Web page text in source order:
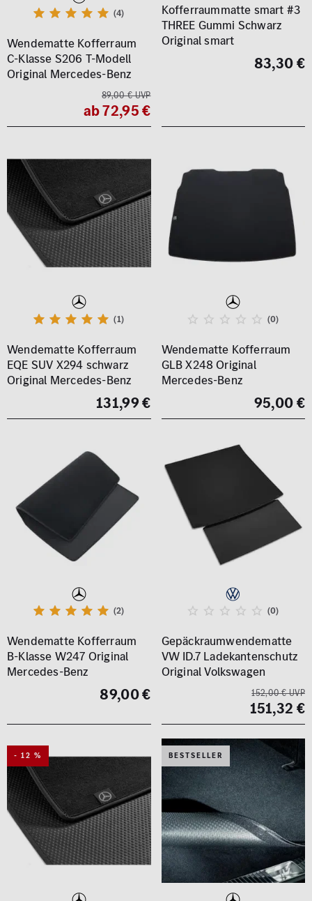
(4)
Wendematte Kofferraum
C-Klasse S206 T-Modell
Original Mercedes-Benz
89,00 € UVP
ab 72,95 €
Kofferraummatte smart #3
THREE Gummi Schwarz
Original smart
83,30 €
(1)
Wendematte Kofferraum
EQE SUV X294 schwarz
Original Mercedes-Benz
131,99 €
(0)
Wendematte Kofferraum
GLB X248 Original
Mercedes-Benz
95,00 €
(2)
Wendematte Kofferraum
B-Klasse W247 Original
Mercedes-Benz
89,00 €
(0)
Gepäckraumwendematte
VW ID.7 Ladekantenschutz
Original Volkswagen
152,00 € UVP
151,32 €
- 12 % BESTSELLER